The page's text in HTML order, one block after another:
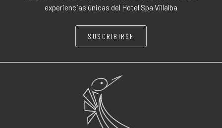
experiencias únicas del Hotel Spa Villalba
SUSCRIBIRSE